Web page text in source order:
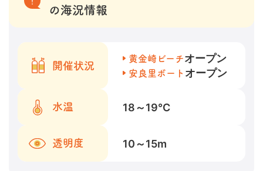
の海況情報
開催状況
黄金崎ビーチオープン
安良里ボート オープン
水温 18～19℃
透明度 10～15m